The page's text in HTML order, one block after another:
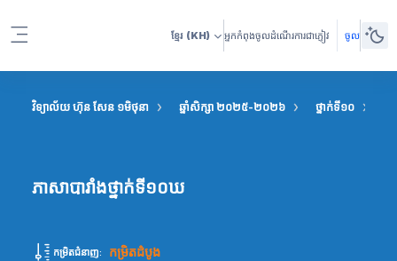
ខ្មែរ (KH) អ្នកកំពុងចូលដំណើរការជាភ្ញៀវ ចូល
វិទ្យាល័យ ហ៊ុន សែន ១មិថុនា ឆ្នាំសិក្សា ២០២៥-២០២៦ ថ្នាក់ទី១០
ភាសាបារាំងថ្នាក់ទី១០ឃ
កម្រិតជំនាញ: កម្រិតដំបូង